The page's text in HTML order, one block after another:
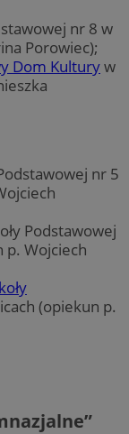
nr 8 w
Porowiec);
Dom Kulturyw
nr 5
Podstawowej
p. Wojciech
(opiekun p.
”